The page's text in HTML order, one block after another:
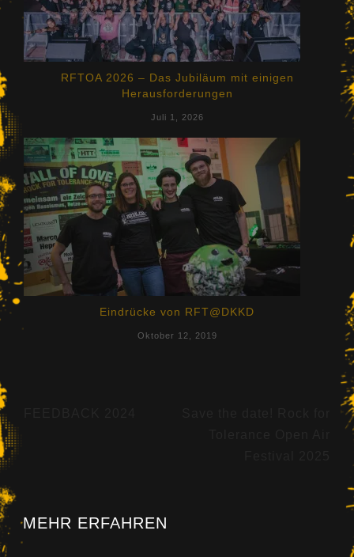
RFTOA 2026 – Das Jubiläum mit einigen
Herausforderungen
Juli 1, 2026
Eindrücke von RFT@DKKD
Oktober 12, 2019
MEHR ERFAHREN